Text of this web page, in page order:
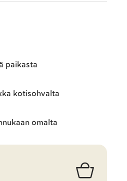
paikasta
kotisohvalta
omalta